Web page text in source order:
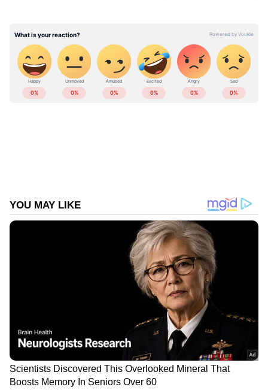
'മൂന്നാം ക്ലാസിൽ പഠിക്കുന്ന സമയത്ത് ഞാൻ
ലോട്ടറി വിറ്റ് നടന്നിരുന്ന കാലത്ത് എന്നെ
കാണാൻ ആ​ഗ്രഹിച്ച് മണിച്ചേട്ടൻ
വിളിപ്പിച്ചിരുന്നു. അന്ന് അദ്ദേഹത്തിന്റെ
മാനേജരുടെ വിവാഹ ചടങ്ങിലേക്ക് എന്നെ
സാധനങ്ങളുമെല്ലാം അ​ദ്ദേഹം വാങ്ങി തന്നു.
മരിക്കുന്നവരെ പറ്റ് പോലെയെല്ലാം അ​ദ്ദേഹം
എന്നേയും കുടുംബത്തേയും സഹായിച്ചു.
എന്റെ ചേച്ചിയെ നഴ്സിങ് പഠിപ്പിക്കാൻ പണം
തന്നതും മണിച്ചേട്ടനാണ്. വീട്ടിലേക്ക് കറന്റ്
കിട്ടാൻ കാരണവും മണിച്ചേട്ടനാണ്. ഞാൻ
കഷ്ടപ്പെടുന്നത് കണ്ട് മണിച്ചേട്ടൻ എനിക്കൊരു
ഓട്ടോറിക്ഷ വാങ്ങിത്തന്നിരുന്നു. പക്ഷെ പിന്നീട്
മണിച്ചേട്ടന്റെ വീട്ടുകാർ അത് എന്നിൽ നിന്നും
തിരികെ വാങ്ങി. അന്ന് കേസൊക്കെ ഉണ്ടായി.
ഒരിക്കൽ ഉത്സവപറമ്പിൽ കാസറ്റ് വിൽപ്പന
നടത്തികൊണ്ടിരിക്കവെയാണ് പൊലീസുകാർ‌